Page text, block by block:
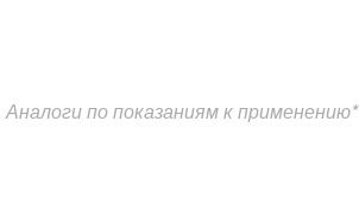
Аналоги по показаниям к применению*